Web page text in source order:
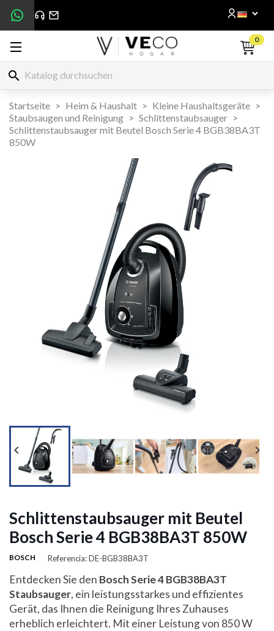
0
search
Startseite Heim & Haushalt
Kleine Haushaltsgeräte
Staubsaugen und Reinigung
Schlittenstaubsauger
Schlittenstaubsauger mit Beutel Bosch Serie 4 BGB38BA3T
850W
 
Schlittenstaubsauger mit Beutel
Bosch Serie 4 BGB38BA3T 850W
BOSCH Referencia: DE-BGB38BA3T
Entdecken Sie den Bosch Serie 4 BGB38BA3T
Staubsauger, ein leistungsstarkes und effizientes
Gerät, das Ihnen die Reinigung Ihres Zuhauses
erheblich erleichtert. Mit einer Leistung von 850 W